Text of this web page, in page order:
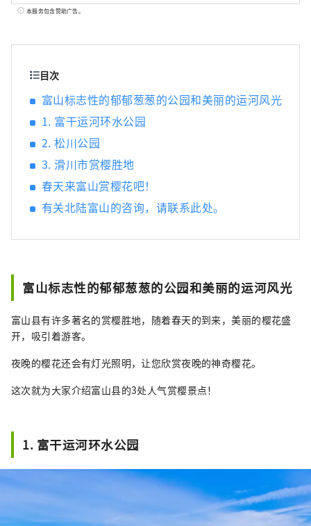
如果将“地区振兴”定义为利用日本各地区的
根结底，主角是“人”，我相信多元化的人混
合在一起会增强富山的吸引力。
本服务包含赞助广告。
目次
富山标志性的郁郁葱葱的公园和美丽的运河风光
1. 富干运河环水公园
2. 松川公园
3. 滑川市赏樱胜地
春天来富山赏樱花吧！
有关北陆富山的咨询，请联系此处。
富山标志性的郁郁葱葱的公园和美丽的运河风光
富山县有许多著名的赏樱胜地，随着春天的到来，美丽的樱花盛
开，吸引着游客。
夜晚的樱花还会有灯光照明，让您欣赏夜晚的神奇樱花。
这次就为大家介绍富山县的3处人气赏樱景点！
1. 富干运河环水公园